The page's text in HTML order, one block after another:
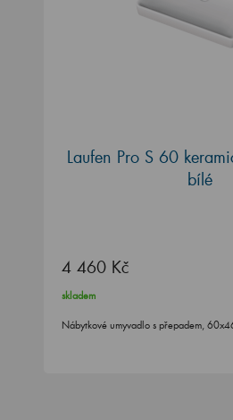
Laufen Pro S 60
bílé
4 460 Kč
skladem
Nábytkové umyvadlo s přepadem,